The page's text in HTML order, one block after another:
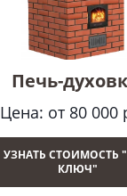
Печь-
Цена: от 80 000
УЗНАТЬ СТОИМОСТЬ
КЛЮЧ"